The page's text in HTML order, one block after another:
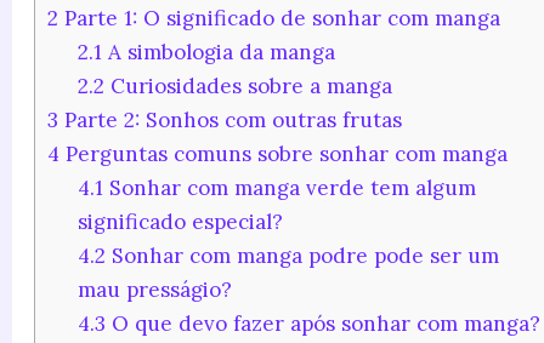
2 Parte 1: O significado de sonhar com manga
2.1 A simbologia da manga
2.2 Curiosidades sobre a manga
3 Parte 2: Sonhos com outras frutas
4 Perguntas comuns sobre sonhar com manga
4.1 Sonhar com manga verde tem algum
significado especial?
4.2 Sonhar com manga podre pode ser um
mau presságio?
4.3 O que devo fazer após sonhar com manga?